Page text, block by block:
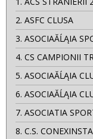
2. ASFC CLUSA
3. ASOCIAĂĹĄIA
4. CS CAMPIONII
5. ASOCIAĂĹĄIA
6. ASOCIAĂĹĄIA
7. ASOCIATIA
8. C.S.